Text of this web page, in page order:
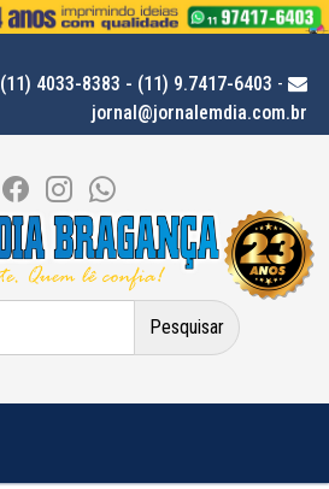
(11) 4033-8383 - (11) 9.7417-6403 -
jornal@jornalemdia.com.br